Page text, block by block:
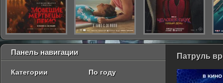
Патруль
Панель навигации
Категории По году